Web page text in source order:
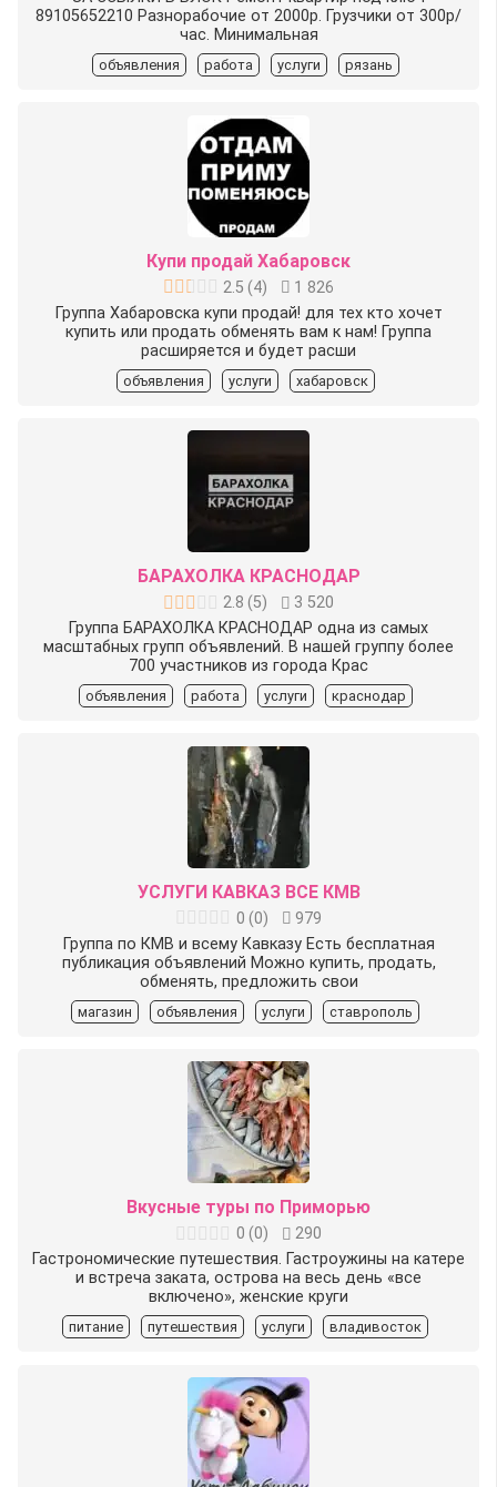
89105652210 Разнорабочие от 2000р. Грузчики от 300р/
час. Минимальная
объявления работа услуги рязань
Купи продай Хабаровск
2.5 (4)
1 826
Группа Хабаровска купи продай! для тех кто хочет
купить или продать обменять вам к нам! Группа
расширяется и будет расши
объявления услуги хабаровск
БАРАХОЛКА КРАСНОДАР
2.8 (5)
3 520
Группа БАРАХОЛКА КРАСНОДАР одна из самых
масштабных групп объявлений. В нашей группу более
700 участников из города Крас
объявления работа услуги краснодар
УСЛУГИ КАВКАЗ ВСЕ КМВ
0 (0)
979
Группа по КМВ и всему Кавказу Есть бесплатная
публикация объявлений Можно купить, продать,
обменять, предложить свои
магазин объявления услуги ставрополь
Вкусные туры по Приморью
0 (0)
290
Гастрономические путешествия. Гастроужины на катере
и встреча заката, острова на весь день «все
включено», женские круги
питание путешествия услуги владивосток